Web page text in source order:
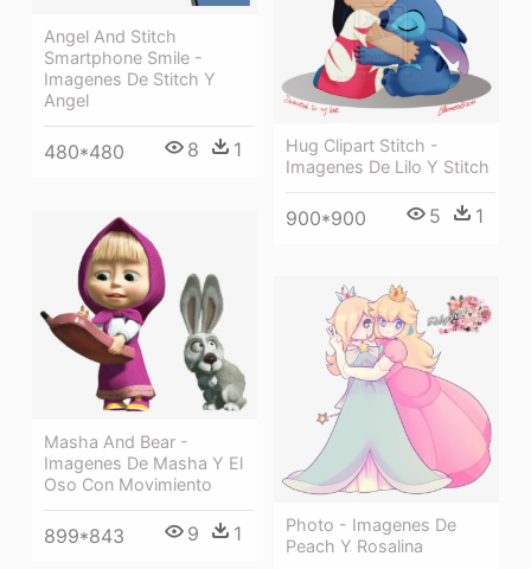
Angel And Stitch
Smartphone Smile -
Imagenes De Stitch Y
Angel
480*480 8 1
Hug Clipart Stitch -
Imagenes De Lilo Y Stitch
900*900 5 1
Masha And Bear -
Imagenes De Masha Y El
Oso Con Movimiento
899*843 9 1
Photo - Imagenes De
Peach Y Rosalina